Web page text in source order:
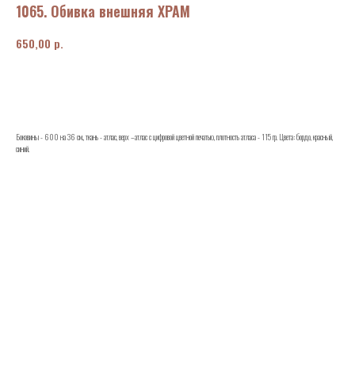
1065. Обивка внешняя ХРАМ
650,00 р.
Боковины - 600 на 36 см., ткань - атлас, верх –атлас с цифровой цветной печатью, плотность атласа - 115 гр. Цвета: бордо, красный,
синий.